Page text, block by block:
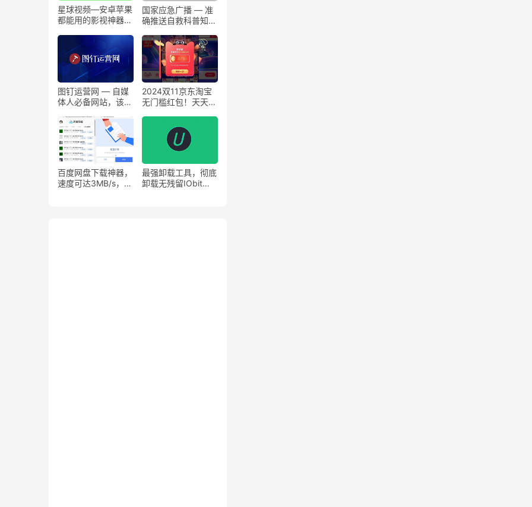
星球视频—安卓苹果
都能用的影视神器！
国家应急广播 — 准
确推送自救科普知
信息
图钉运营网 — 自媒
体人必备网站，该网
营知识导航！
2024双11京东淘宝
无门槛红包！天天可
百度网盘下载神器，
速度可达3MB/s，竟
最强卸载工具，彻底
卸载无残留IObit